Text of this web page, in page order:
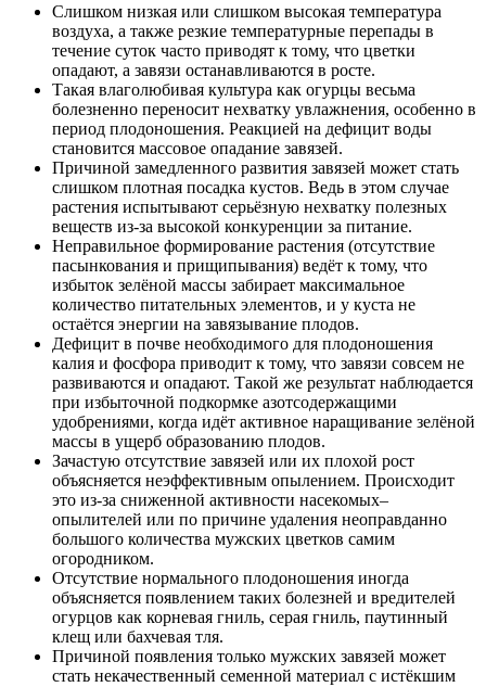
Слишком низкая или слишком высокая температура
воздуха, а также резкие температурные перепады в
течение суток часто приводят к тому, что цветки
опадают, а завязи останавливаются в росте.
Такая влаголюбивая культура как огурцы весьма
болезненно переносит нехватку увлажнения, особенно в
период плодоношения. Реакцией на дефицит воды
становится массовое опадание завязей.
Причиной замедленного развития завязей может стать
слишком плотная посадка кустов. Ведь в этом случае
растения испытывают серьёзную нехватку полезных
веществ из-за высокой конкуренции за питание.
Неправильное формирование растения (отсутствие
пасынкования и прищипывания) ведёт к тому, что
избыток зелёной массы забирает максимальное
количество питательных элементов, и у куста не
остаётся энергии на завязывание плодов.
Дефицит в почве необходимого для плодоношения
калия и фосфора приводит к тому, что завязи совсем не
развиваются и опадают. Такой же результат наблюдается
при избыточной подкормке азотсодержащими
удобрениями, когда идёт активное наращивание зелёной
массы в ущерб образованию плодов.
Зачастую отсутствие завязей или их плохой рост
объясняется неэффективным опылением. Происходит
это из-за сниженной активности насекомых–
опылителей или по причине удаления неоправданно
большого количества мужских цветков самим
огородником.
Отсутствие нормального плодоношения иногда
объясняется появлением таких болезней и вредителей
огурцов как корневая гниль, серая гниль, паутинный
клещ или бахчевая тля.
Причиной появления только мужских завязей может
стать некачественный семенной материал с истёкшим